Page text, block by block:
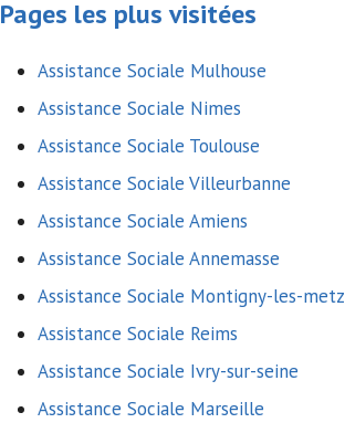
Pages les plus visitées
Assistance Sociale Mulhouse
Assistance Sociale Nimes
Assistance Sociale Toulouse
Assistance Sociale Villeurbanne
Assistance Sociale Amiens
Assistance Sociale Annemasse
Assistance Sociale Montigny-les-metz
Assistance Sociale Reims
Assistance Sociale Ivry-sur-seine
Assistance Sociale Marseille